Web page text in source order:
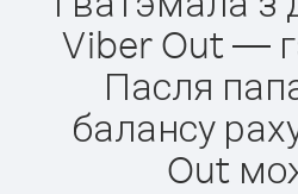
Viber Out —
Пасля
балансу
Out